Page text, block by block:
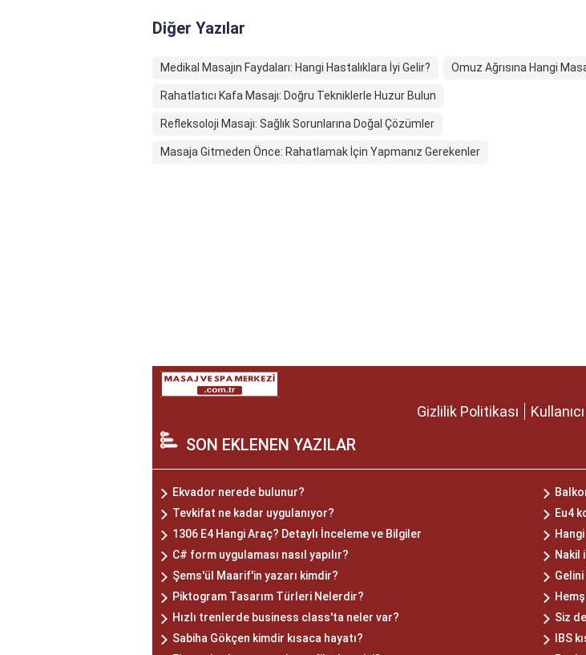
Diğer Yazılar
Medikal Masajın Faydaları: Hangi Hastalıklara İyi Gelir? Omuz Ağrısına Hangi
Rahatlatıcı Kafa Masajı: Doğru Tekniklerle Huzur Bulun
Refleksoloji Masajı: Sağlık Sorunlarına Doğal Çözümler
Masaja Gitmeden Önce: Rahatlamak İçin Yapmanız Gerekenler
Gizlilik Politikası
SON EKLENEN YAZILAR
Ekvador nerede bulunur?
Tevkifat ne kadar uygulanıyor?
Eu4
1306 E4 Hangi Araç? Detaylı İnceleme ve Bilgiler
C# form uygulaması nasıl yapılır?
Nakil
Şems'ül Maarif'in yazarı kimdir?
Gelini
Piktogram Tasarım Türleri Nelerdir?
Hızlı trenlerde business class'ta neler var?
Siz
Sabiha Gökçen kimdir kısaca hayatı?
IBS